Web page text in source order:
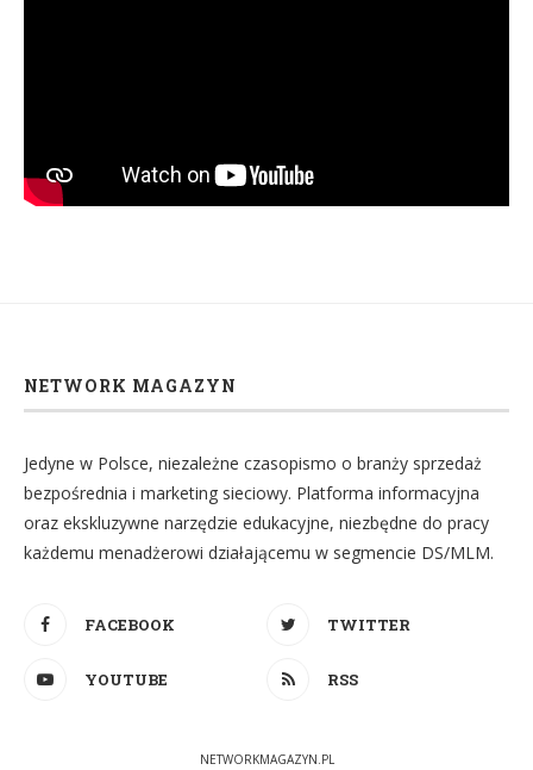
NETWORK MAGAZYN
Jedyne w Polsce, niezależne czasopismo o branży sprzedaż
bezpośrednia i marketing sieciowy. Platforma informacyjna
oraz ekskluzywne narzędzie edukacyjne, niezbędne do pracy
każdemu menadżerowi działającemu w segmencie DS/MLM.
FACEBOOK TWITTER
YOUTUBE RSS
NETWORKMAGAZYN.PL